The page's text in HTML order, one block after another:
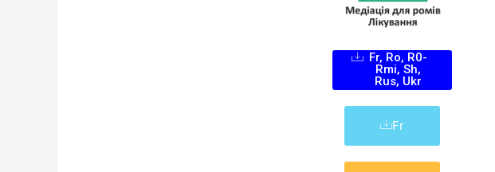
Fr, Ro, R0-
Rmi, Sh,
Rus, Ukr
Fr